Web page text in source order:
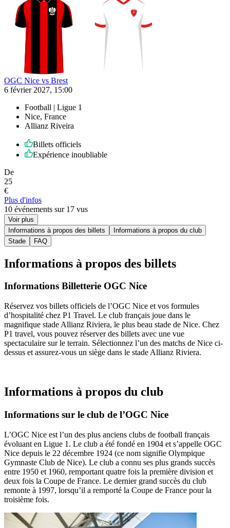
OGC Nice vs Brest
6 février 2027, 15:00
Football | Ligue 1
Nice, France
Allianz Riveira
Billets officiels
Expérience inoubliable
De
25
€
Plus d'infos
10 événements sur 17 vus
Voir plus
Informations à propos des billets
Informations à propos du club
Stade
FAQ
Informations à propos des billets
Informations Billetterie OGC Nice
Réservez vos billets officiels de l’OGC Nice et vos formules
d’hospitalité chez P1 Travel. Le club français joue dans le
magnifique stade Allianz Riviera, le plus beau stade de Nice. Chez
P1 travel, vous pouvez réserver des billets avec une vue
spectaculaire sur le terrain. Sélectionnez l’un des matchs de Nice ci-
dessus et assurez-vous un siège dans le stade Allianz Riviera.
Informations à propos du club
Informations sur le club de l’OGC Nice
L’OGC Nice est l’un des plus anciens clubs de football français
évoluant en Ligue 1. Le club a été fondé en 1904 et s’appelle OGC
Nice depuis le 22 décembre 1924 (ce nom signifie Olympique
Gymnaste Club de Nice). Le club a connu ses plus grands succès
entre 1950 et 1960, remportant quatre fois la première division et
deux fois la Coupe de France. Le dernier grand succès du club
remonte à 1997, lorsqu’il a remporté la Coupe de France pour la
troisième fois.